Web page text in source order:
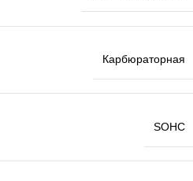
Карбюраторная
SOHC